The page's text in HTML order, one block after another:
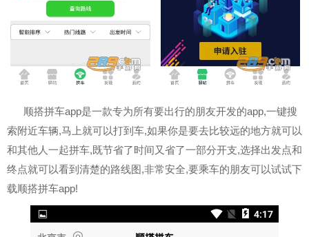
顺搭拼车app是一款专为所有要出行的朋友开发的app,一键搜
索附近车辆,马上就可以打到车,如果你是要去比较远的地方就可以
和其他人一起拼车,既节省了时间又省了一部分开支,选择出发点和
终点就可以看到清楚的路线图,非常安全,要乘车的朋友可以试试下
载顺搭拼车app!